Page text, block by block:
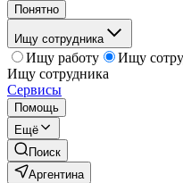
Понятно
Ищу сотрудника
Ищу работу
Ищу
Ищу сотрудника
Сервисы
Помощь
Ещё
Поиск
Аргентина